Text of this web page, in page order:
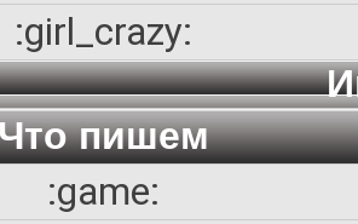
:girl_crazy:
пишем
:game: